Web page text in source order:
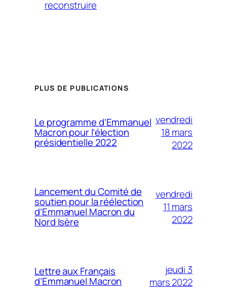
reconstruire
PLUS DE PUBLICATIONS
Le programme d’Emmanuel
Macron pour l’élection
présidentielle 2022
vendredi
18 mars
2022
Lancement du Comité de
soutien pour la réélection
d’Emmanuel Macron du
Nord Isère
vendredi
11 mars
2022
Lettre aux Français
d’Emmanuel Macron
jeudi 3
mars 2022